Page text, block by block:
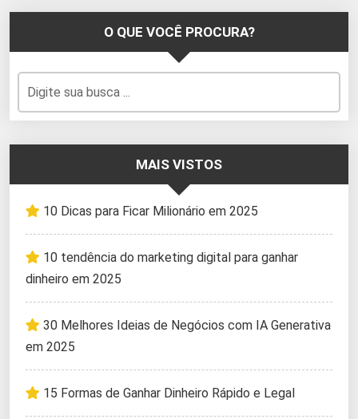
O QUE VOCÊ PROCURA?
MAIS VISTOS
10 Dicas para Ficar Milionário em 2025
10 tendência do marketing digital para ganhar
dinheiro em 2025
30 Melhores Ideias de Negócios com IA Generativa
em 2025
15 Formas de Ganhar Dinheiro Rápido e Legal